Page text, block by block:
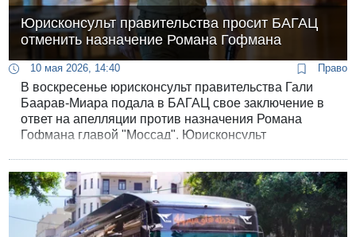
Юрисконсульт правительства просит БАГАЦ
отменить назначение Романа Гофмана
10 мая 2026, 14:40 Право
В воскресенье юрисконсульт правительства Гали
Баарав-Миара подала в БАГАЦ свое заключение в
ответ на апелляции против назначения Романа
Гофмана главой "Моссад". Юрисконсульт